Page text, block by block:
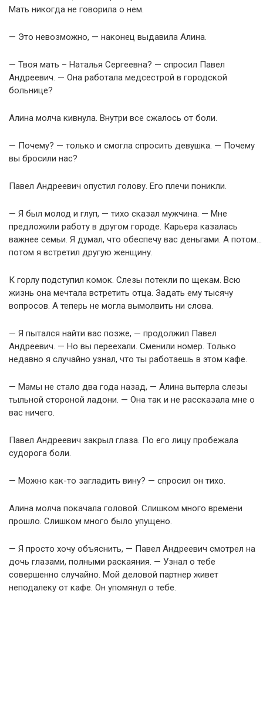
Мать никогда не говорила о нем.
— Это невозможно, — наконец выдавила Алина.
— Твоя мать – Наталья Сергеевна? — спросил Павел
Андреевич. — Она работала медсестрой в городской
больнице?
Алина молча кивнула. Внутри все сжалось от боли.
— Почему? — только и смогла спросить девушка. — Почему
вы бросили нас?
Павел Андреевич опустил голову. Его плечи поникли.
— Я был молод и глуп, — тихо сказал мужчина. — Мне
предложили работу в другом городе. Карьера казалась
важнее семьи. Я думал, что обеспечу вас деньгами. А потом…
потом я встретил другую женщину.
К горлу подступил комок. Слезы потекли по щекам. Всю
жизнь она мечтала встретить отца. Задать ему тысячу
вопросов. А теперь не могла вымолвить ни слова.
— Я пытался найти вас позже, — продолжил Павел
Андреевич. — Но вы переехали. Сменили номер. Только
недавно я случайно узнал, что ты работаешь в этом кафе.
— Мамы не стало два года назад, — Алина вытерла слезы
тыльной стороной ладони. — Она так и не рассказала мне о
вас ничего.
Павел Андреевич закрыл глаза. По его лицу пробежала
судорога боли.
— Можно как-то загладить вину? — спросил он тихо.
Алина молча покачала головой. Слишком много времени
прошло. Слишком много было упущено.
— Я просто хочу объяснить, — Павел Андреевич смотрел на
дочь глазами, полными раскаяния. — Узнал о тебе
совершенно случайно. Мой деловой партнер живет
неподалеку от кафе. Он упомянул о тебе.